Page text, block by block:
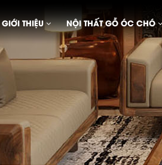
GIỚI THIỆU NỘI THẤT GỖ ÓC CHÓ